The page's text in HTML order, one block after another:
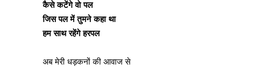
कैसे कटेंगे वो पल
जिस पल में तुमने कहा था
हम साथ रहेंगे हरपल
अब मेरी धड़कनों की आवाज से